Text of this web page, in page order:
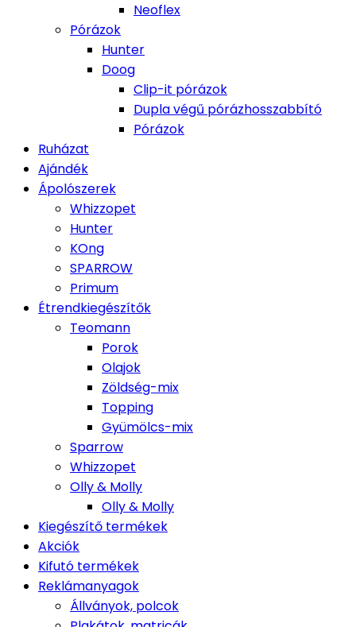
Neoflex
Pórázok
Hunter
Doog
Clip-it pórázok
Dupla végű pórázhosszabbító
Pórázok
Ruházat
Ajándék
Ápolószerek
Whizzopet
Hunter
KOng
SPARROW
Primum
Étrendkiegészítők
Teomann
Porok
Olajok
Zöldség-mix
Topping
Gyümölcs-mix
Sparrow
Whizzopet
Olly & Molly
Olly & Molly
Kiegészítő termékek
Akciók
Kifutó termékek
Reklámanyagok
Állványok, polcok